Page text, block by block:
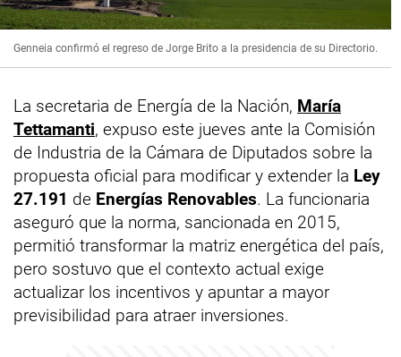
Genneia confirmó el regreso de Jorge Brito a la presidencia de su Directorio.
La secretaria de Energía de la Nación, María
Tettamanti, expuso este jueves ante la Comisión
de Industria de la Cámara de Diputados sobre la
propuesta oficial para modificar y extender la Ley
27.191 de Energías Renovables. La funcionaria
aseguró que la norma, sancionada en 2015,
permitió transformar la matriz energética del país,
pero sostuvo que el contexto actual exige
actualizar los incentivos y apuntar a mayor
previsibilidad para atraer inversiones.